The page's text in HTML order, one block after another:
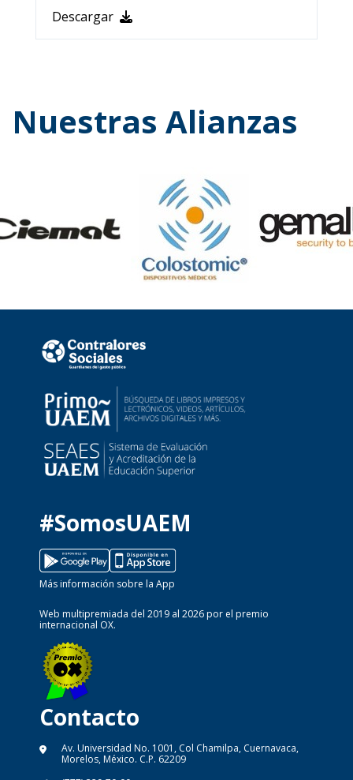
Descargar
Nuestras Alianzas
#SomosUAEM
Más información sobre la App
Web multipremiada del 2019 al 2026 por el premio
internacional OX.
Contacto
Av. Universidad No. 1001, Col Chamilpa, Cuernavaca,
Morelos, México. C.P. 62209